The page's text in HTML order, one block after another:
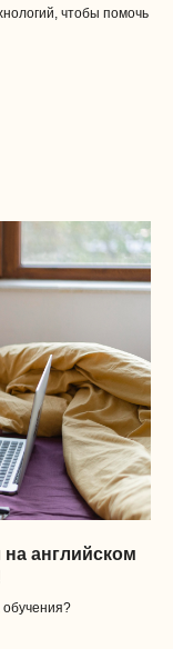
чтобы помочь
английском